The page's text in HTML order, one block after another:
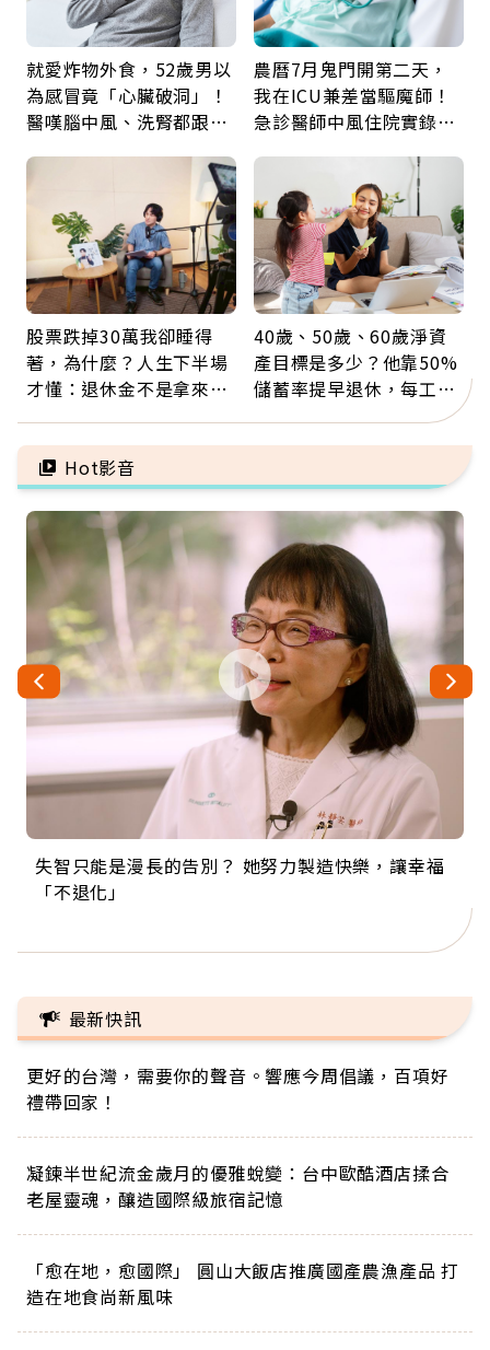
就愛炸物外食，52歲男以
為感冒竟「心臟破洞」！
醫嘆腦中風、洗腎都跟它
農曆7月鬼門開第二天，
我在ICU兼差當驅魔師！
急診醫師中風住院實錄：
股票跌掉30萬我卻睡得
著，為什麼？人生下半場
才懂：退休金不是拿來拚
不能賭
40歲、50歲、60歲淨資
產目標是多少？他靠50%
儲蓄率提早退休，每工作
Hot影音
失智只能是漫長的告別？ 她努力製造快樂，讓幸福
「不退化」
來自剛果的巧克力神父 為台灣奉獻36年 「台灣是我
的家，我連作夢都講台語！」
63歲卸矽谷副總、搬回台灣找快樂！「蛋黃哥小
丑」走進安養院，逗樂上萬爺奶：退休後才開始真
104歲打破金氏世界紀錄 成為全球最年長羽球選
手，分享長壽的秘密原來是「這個」
事業巔峰他選擇追夢…黑手阿伯拉小提琴還登上小
巨蛋！連CNN都大讚！
最新快訊
更好的台灣，需要你的聲音。響應今周倡議，百項好
禮帶回家！
凝鍊半世紀流金歲月的優雅蛻變：台中歐酷酒店揉合
老屋靈魂，釀造國際級旅宿記憶
「愈在地，愈國際」 圓山大飯店推廣國產農漁產品 打
造在地食尚新風味